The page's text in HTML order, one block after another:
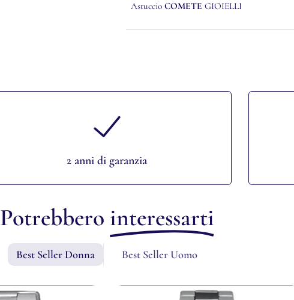
Astuccio COMETE GIOIELLI
2 anni di garanzia
Potrebbero interessarti
Best Seller Donna Best Seller Uomo